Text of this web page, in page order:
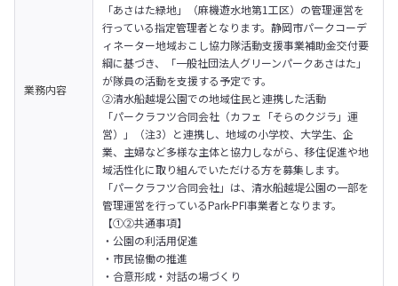
業務内容
「あさはた緑地」（麻機遊水地第1工区）の管理運営を
行っている指定管理者となります。静岡市パークコーデ
ィネーター地域おこし協力隊活動支援事業補助金交付要
綱に基づき、「一般社団法人グリーンパークあさはた」
が隊員の活動を支援する予定です。
②清水船越堤公園での地域住民と連携した活動
「パークラフツ合同会社（カフェ「そらのクジラ」運
営）」（注3）と連携し、地域の小学校、大学生、企
業、主婦など多様な主体と協力しながら、移住促進や地
域活性化に取り組んでいただける方を募集します。
「パークラフツ合同会社」は、清水船越堤公園の一部を
管理運営を行っているPark-PFI事業者となります。
【①②共通事項】
・公園の利活用促進
・市民協働の推進
・合意形成・対話の場づくり